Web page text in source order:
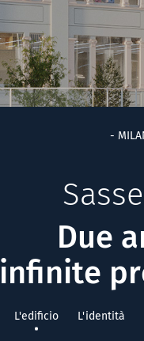
-
Due
infinite
L'edificio L'identità